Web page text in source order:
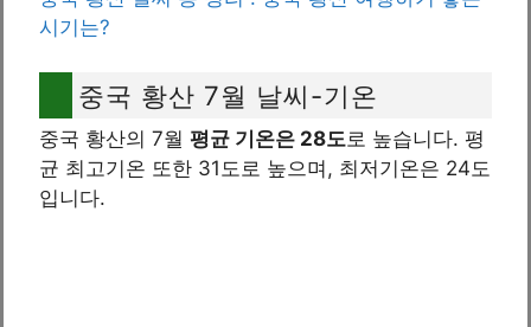
시기는?
중국 황산 7월 날씨-기온
중국 황산의 7월 평균 기온은 28도로 높습니다. 평
균 최고기온 또한 31도로 높으며, 최저기온은 24도
입니다.